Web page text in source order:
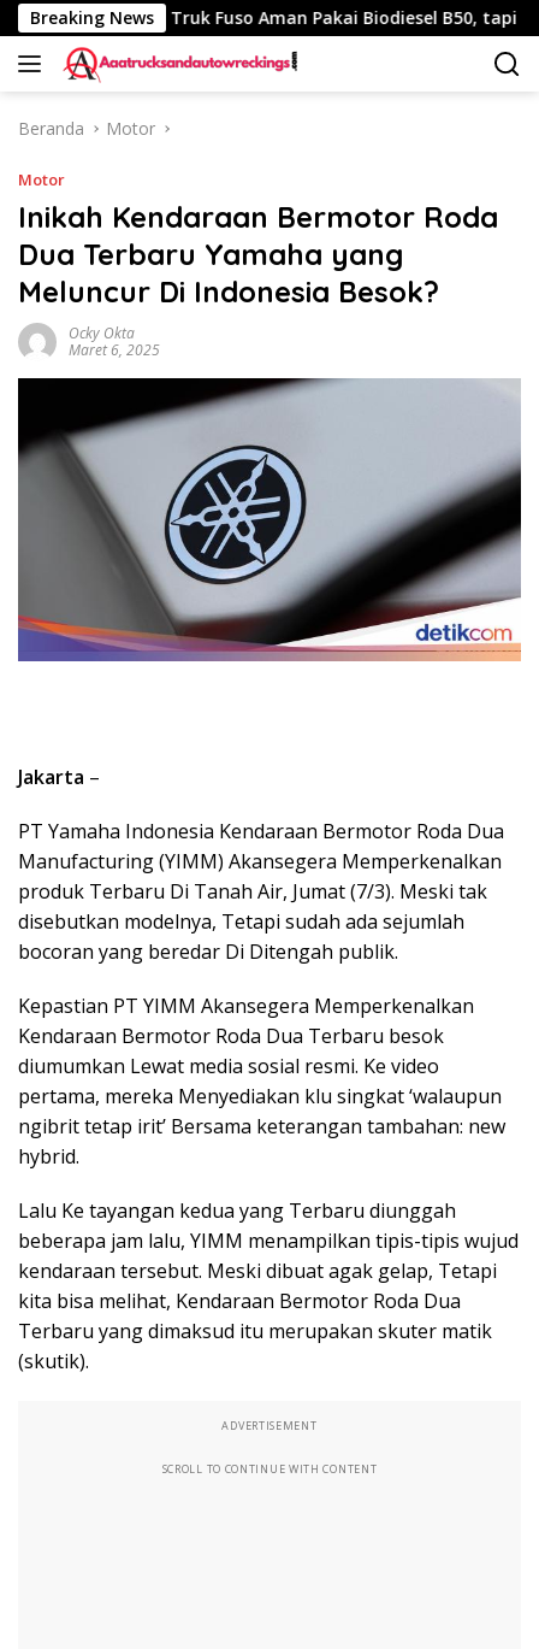
Langsung
ke
konten
Breaking News
Km Truk Fuso Aman Pakai Biodiesel B50, tapi Ada
Beranda Motor
Motor
Inikah Kendaraan Bermotor Roda
Dua Terbaru Yamaha yang
Meluncur Di Indonesia Besok?
Ocky Okta
Maret 6, 2025
Jakarta –
PT Yamaha Indonesia Kendaraan Bermotor Roda Dua
Manufacturing (YIMM) Akansegera Memperkenalkan
produk Terbaru Di Tanah Air, Jumat (7/3). Meski tak
disebutkan modelnya, Tetapi sudah ada sejumlah
bocoran yang beredar Di Ditengah publik.
Kepastian PT YIMM Akansegera Memperkenalkan
Kendaraan Bermotor Roda Dua Terbaru besok
diumumkan Lewat media sosial resmi. Ke video
pertama, mereka Menyediakan klu singkat ‘walaupun
ngibrit tetap irit’ Bersama keterangan tambahan: new
hybrid.
Lalu Ke tayangan kedua yang Terbaru diunggah
beberapa jam lalu, YIMM menampilkan tipis-tipis wujud
kendaraan tersebut. Meski dibuat agak gelap, Tetapi
kita bisa melihat, Kendaraan Bermotor Roda Dua
Terbaru yang dimaksud itu merupakan skuter matik
(skutik).
ADVERTISEMENT
SCROLL TO CONTINUE WITH CONTENT